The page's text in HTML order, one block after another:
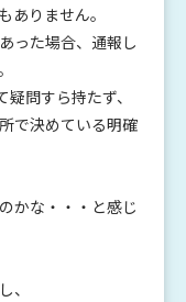
ありません。
った場合、通報し
問すら持たず、
で決めている明確
かな・・・と感じ
、